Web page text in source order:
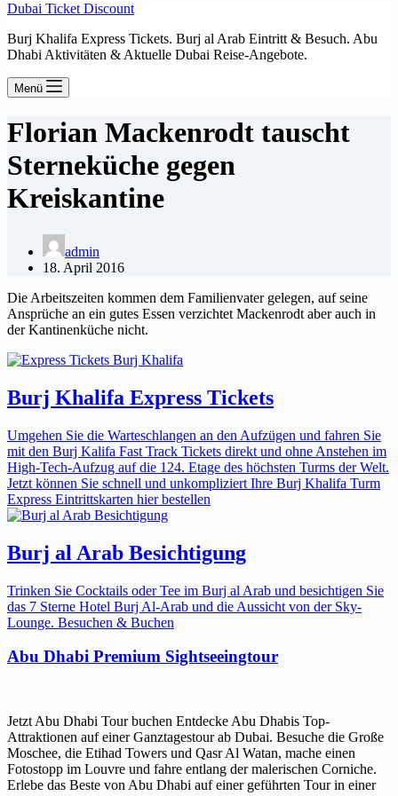
Dubai Ticket Discount
Burj Khalifa Express Tickets. Burj al Arab Eintritt & Besuch. Abu
Dhabi Aktivitäten & Aktuelle Dubai Reise-Angebote.
Menü
Florian Mackenrodt tauscht
Sterneküche gegen
Kreiskantine
admin
18. April 2016
Die Arbeitszeiten kommen dem Familienvater gelegen, auf seine
Ansprüche an ein gutes Essen verzichtet Mackenrodt aber auch in
der Kantinenküche nicht.
Burj Khalifa Express Tickets
Umgehen Sie die Warteschlangen an den Aufzügen und fahren Sie
mit den Burj Kalifa Fast Track Tickets direkt und ohne Anstehen im
High-Tech-Aufzug auf die 124. Etage des höchsten Turms der Welt.
Jetzt können Sie schnell und unkompliziert Ihre Burj Khalifa Turm
Express Eintrittskarten hier bestellen
Burj al Arab Besichtigung
Trinken Sie Cocktails oder Tee im Burj al Arab und besichtigen Sie
das 7 Sterne Hotel Burj Al-Arab und die Aussicht von der Sky-
Lounge. Besuchen & Buchen
Abu Dhabi Premium Sightseeingtour
Jetzt Abu Dhabi Tour buchen Entdecke Abu Dhabis Top-
Attraktionen auf einer Ganztagestour ab Dubai. Besuche die Große
Moschee, die Etihad Towers und Qasr Al Watan, mache einen
Fotostopp im Louvre und fahre entlang der malerischen Corniche.
Erlebe das Beste von Abu Dhabi auf einer geführten Tour in einer